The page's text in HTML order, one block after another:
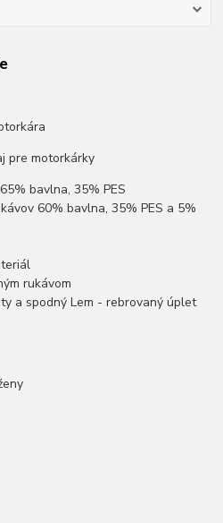
pre motorkárky
bavlna, 35% PES
60% bavlna, 35% PES a 5%
rukávom
a spodný Lem - rebrovaný úplet